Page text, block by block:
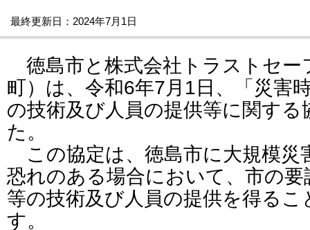
最終更新日：2024年7月1日
徳島市と株式会社トラストセー
町）は、令和6年7月1日、「災害
の技術及び人員の提供等に関す
た。
この協定は、徳島市に大規模災
恐れのある場合において、市の
等の技術及び人員の提供を得る
す。